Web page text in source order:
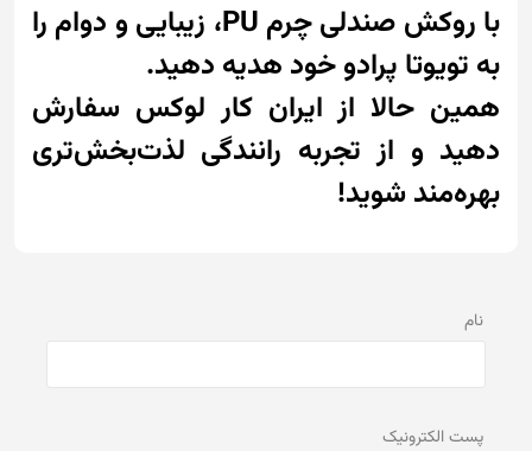
با روکش صندلی چرم PU، زیبایی و دوام را
به تویوتا پرادو خود هدیه دهید.
همین حالا از ایران کار لوکس سفارش
دهید و از تجربه رانندگی لذت‌بخش‌تری
بهره‌مند شوید!
نام
پست الكترونيک